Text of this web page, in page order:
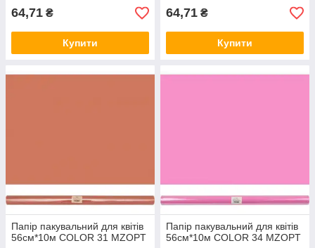
64,71 ₴
Купити
64,71 ₴
Купити
Папір пакувальний для квітів
56см*10м COLOR 31 MZOPT
Папір пакувальний для квітів
56см*10м COLOR 34 MZOPT